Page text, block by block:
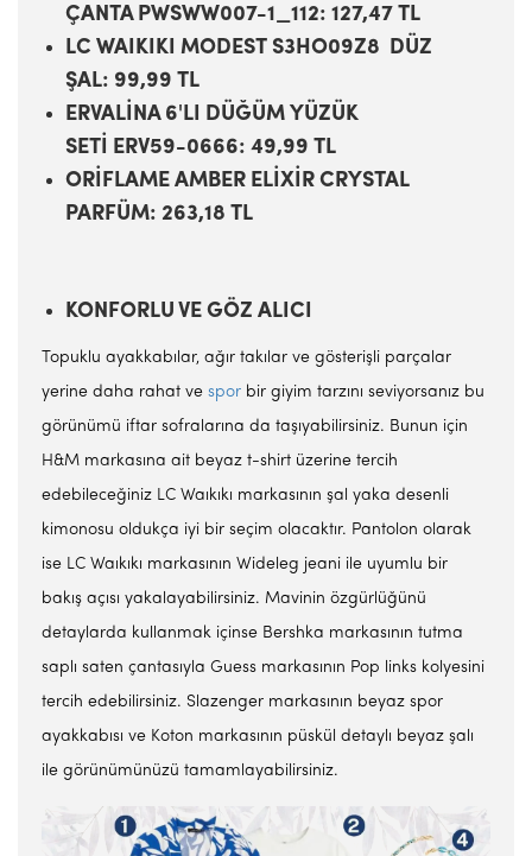
ÇANTA PWSWW007-1_112: 127,47 TL
LC WAIKIKI MODEST S3HO09Z8 DÜZ
ŞAL: 99,99 TL
ERVALİNA 6'LI DÜĞÜM YÜZÜK
SETİ ERV59-0666: 49,99 TL
ORİFLAME AMBER ELİXİR CRYSTAL
PARFÜM: 263,18 TL
KONFORLU VE GÖZ ALICI
Topuklu ayakkabılar, ağır takılar ve gösterişli parçalar
yerine daha rahat ve spor bir giyim tarzını seviyorsanız bu
görünümü iftar sofralarına da taşıyabilirsiniz. Bunun için
H&M markasına ait beyaz t-shirt üzerine tercih
edebileceğiniz LC Waıkıkı markasının şal yaka desenli
kimonosu oldukça iyi bir seçim olacaktır. Pantolon olarak
ise LC Waıkıkı markasının Wideleg jeani ile uyumlu bir
bakış açısı yakalayabilirsiniz. Mavinin özgürlüğünü
detaylarda kullanmak içinse Bershka markasının tutma
saplı saten çantasıyla Guess markasının Pop links kolyesini
tercih edebilirsiniz. Slazenger markasının beyaz spor
ayakkabısı ve Koton markasının püskül detaylı beyaz şalı
ile görünümünüzü tamamlayabilirsiniz.